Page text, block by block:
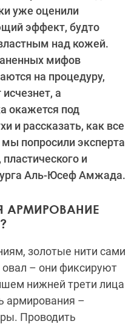
уже оценили
эффект, будто
над кожей.
мифов
на процедуру,
исчезнет, а
окажется под
и рассказать, как все
попросили эксперта
и
Аль-Юсеф Амжада.
АРМИРОВАНИЕ
золотые нити сами
овал – они фиксируют
нижней трети лица
армирования –
Проводить